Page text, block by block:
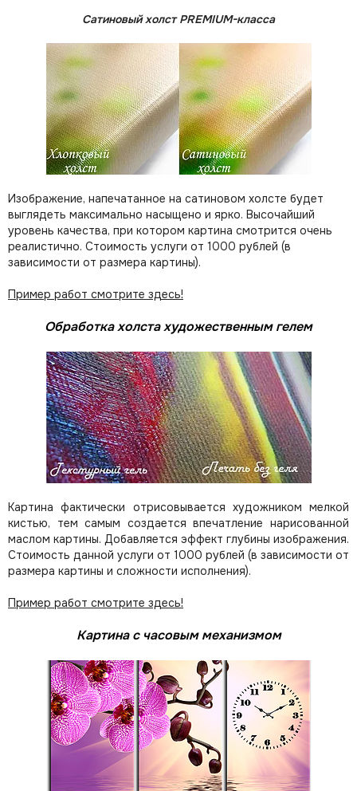
Сатиновый холст PREMIUM-класса
Изображение, напечатанное на сатиновом холсте будет
выглядеть максимально насыщено и ярко. Высочайший
уровень качества, при котором картина смотрится очень
реалистично. Стоимость услуги от 1000 рублей (в
зависимости от размера картины).
Пример работ смотрите здесь!
Обработка холста художественным гелем
Картина фактически отрисовывается художником мелкой
кистью, тем самым создается впечатление нарисованной
маслом картины. Добавляется эффект глубины изображения.
Стоимость данной услуги от 1000 рублей (в зависимости от
размера картины и сложности исполнения).
Пример работ смотрите здесь!
Картина с часовым механизмом